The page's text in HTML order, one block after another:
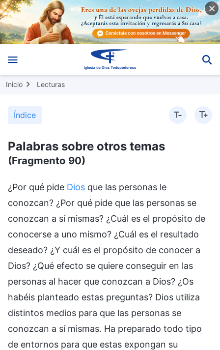
Inicio Lecturas
Índice
Palabras sobre otros temas
(Fragmento 90)
¿Por qué pide Dios que las personas le
conozcan? ¿Por qué pide que las personas se
conozcan a sí mismas? ¿Cuál es el propósito de
conocerse a uno mismo? ¿Cuál es el resultado
deseado? ¿Y cuál es el propósito de conocer a
Dios? ¿Qué efecto se quiere conseguir en las
personas al hacer que conozcan a Dios? ¿Os
habéis planteado estas preguntas? Dios utiliza
distintos medios para que las personas se
conozcan a sí mismas. Ha preparado todo tipo
de entornos para que estas expongan su